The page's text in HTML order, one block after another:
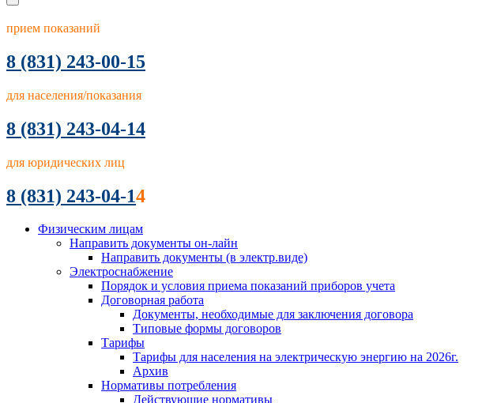
прием показаний
8 (831) 243-00-15
для населения/показания
8 (831) 243-04-14
для юридических лиц
8 (831) 243-04-14
Физическим лицам
Направить документы он-лайн
Направить документы (в электр.виде)
Электроснабжение
Порядок и условия приема показаний приборов учета
Договорная работа
Документы, необходимые для заключения договора
Типовые формы договоров
Тарифы
Тарифы для населения на электрическую энергию на 2026г.
Архив
Нормативы потребления
Действующие нормативы